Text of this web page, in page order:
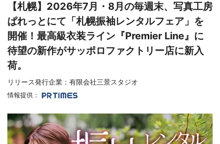
【札幌】2026年7月・8月の毎週末、写真工房
ぱれっとにて「札幌振袖レンタルフェア」を
開催！最高級衣装ライン『Premier Line』に
待望の新作がサッポロファクトリー店に新入
荷。
リリース発行企業：有限会社三景スタジオ
情報提供：